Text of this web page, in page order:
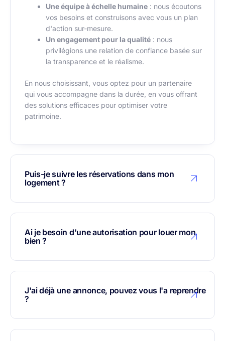
Une équipe à échelle humaine : nous écoutons
vos besoins et construisons avec vous un plan
d'action sur-mesure.
Un engagement pour la qualité : nous
privilégions une relation de confiance basée sur
la transparence et le réalisme.
En nous choisissant, vous optez pour un partenaire
qui vous accompagne dans la durée, en vous offrant
des solutions efficaces pour optimiser votre
patrimoine.
Puis-je suivre les réservations dans mon
logement ?
Ai je besoin d'une autorisation pour louer mon
bien ?
J'ai déjà une annonce, pouvez vous l'a reprendre
?